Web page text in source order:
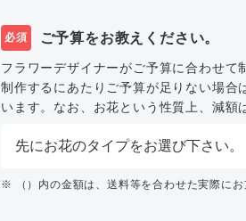
必須 ご予算をお教えください。
フラワーデザイナーがご予算に合わせ
制作するにあたりご予算が足りない場
います。なお、お花という性質上、減額
※ （）内の金額は、送料等を合わせた実際にお